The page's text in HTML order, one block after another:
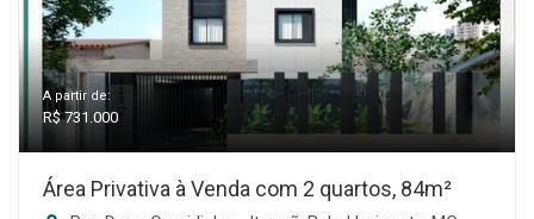
A partir de:
R$ 731.000
Área Privativa à Venda com 2 quartos, 84m²